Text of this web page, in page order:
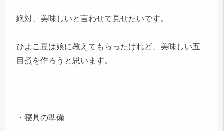
絶対、美味しいと言わせて見せたいです。
ひよこ豆は娘に教えてもらったけれど、美味しい五
目煮を作ろうと思います。
・寝具の準備